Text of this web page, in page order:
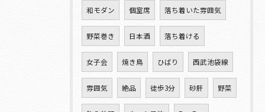
和モダン 個室席 落ち着いた雰囲気
野菜巻き 日本酒 落ち着ける
女子会 焼き鳥 ひばり 西武池袋線
雰囲気 絶品 徒歩3分 砂肝 野菜